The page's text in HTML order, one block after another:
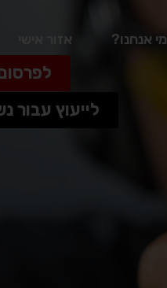
מי אנחנו? אזור אישי
לייעוץ עבור